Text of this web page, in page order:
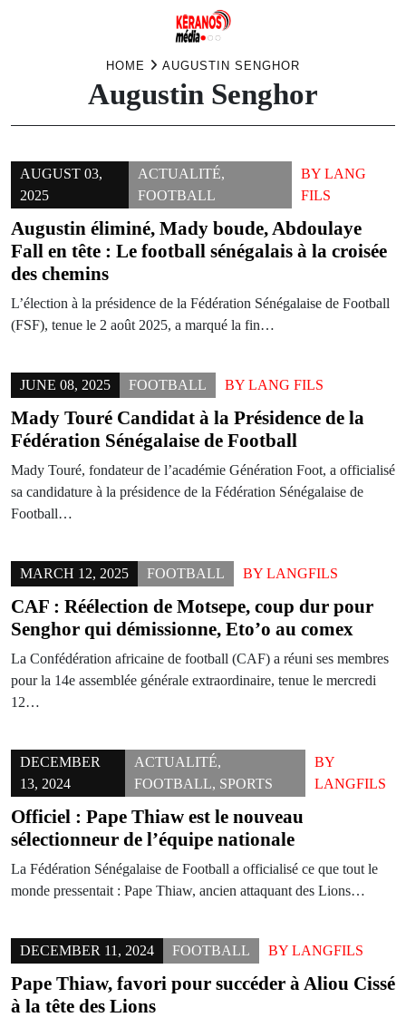
HOME AUGUSTIN SENGHOR
Augustin Senghor
AUGUST 03,
2025
ACTUALITÉ,
FOOTBALL
BY LANG
FILS
Augustin éliminé, Mady boude, Abdoulaye
Fall en tête : Le football sénégalais à la croisée
des chemins
L’élection à la présidence de la Fédération Sénégalaise de Football
(FSF), tenue le 2 août 2025, a marqué la fin…
JUNE 08, 2025 FOOTBALL BY LANG FILS
Mady Touré Candidat à la Présidence de la
Fédération Sénégalaise de Football
Mady Touré, fondateur de l’académie Génération Foot, a officialisé
sa candidature à la présidence de la Fédération Sénégalaise de
Football…
MARCH 12, 2025 FOOTBALL BY LANGFILS
CAF : Réélection de Motsepe, coup dur pour
Senghor qui démissionne, Eto’o au comex
La Confédération africaine de football (CAF) a réuni ses membres
pour la 14e assemblée générale extraordinaire, tenue le mercredi
12…
DECEMBER
13, 2024
ACTUALITÉ,
FOOTBALL, SPORTS
BY
LANGFILS
Officiel : Pape Thiaw est le nouveau
sélectionneur de l’équipe nationale
La Fédération Sénégalaise de Football a officialisé ce que tout le
monde pressentait : Pape Thiaw, ancien attaquant des Lions…
DECEMBER 11, 2024 FOOTBALL BY LANGFILS
Pape Thiaw, favori pour succéder à Aliou Cissé
à la tête des Lions